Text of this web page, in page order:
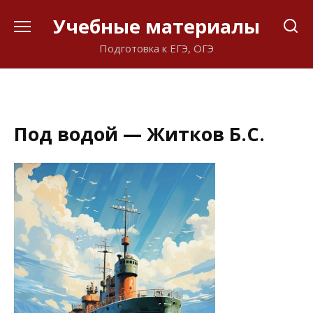
Учебные материалы
Подготовка к ЕГЭ, ОГЭ
Под водой — Житков Б.С.